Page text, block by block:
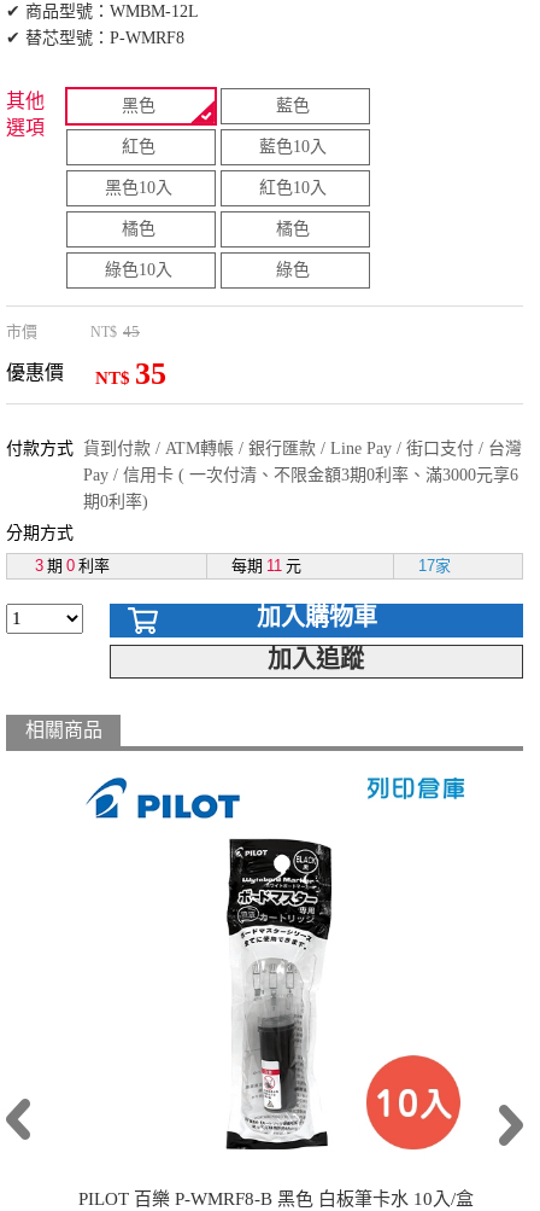
✔ 商品型號：WMBM-12L
✔ 替芯型號：P-WMRF8
其他
選項
黑色 藍色
紅色 藍色10入
黑色10入 紅色10入
橘色 橘色
綠色10入 綠色
市價 NT$ 45
優惠價 NT$ 35
付款方式 貨到付款 / ATM轉帳 / 銀行匯款 / Line Pay / 街口支付 / 台灣
Pay / 信用卡 ( 一次付清、不限金額3期0利率、滿3000元享6
期0利率)
分期方式
3 期 0 利率 每期 11 元 17家
加入購物車
加入追蹤
相關商品
PILOT 百樂 P-WMRF8-B 黑色 白板筆卡水 10入/盒